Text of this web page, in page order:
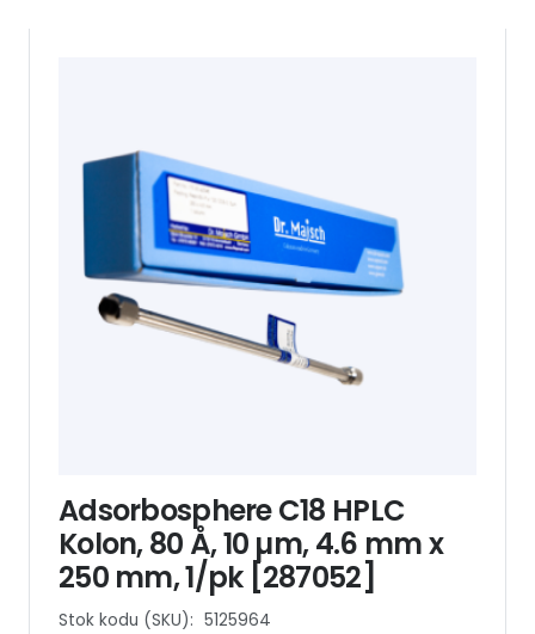
Adsorbosphere C18 HPLC
Kolon, 80 Å, 10 µm, 4.6 mm x
250 mm, 1/pk [287052]
Stok kodu (SKU): 5125964